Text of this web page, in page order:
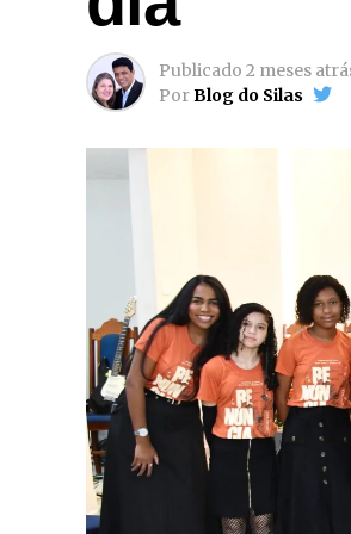
Publicado 2 meses
PorBlog do Silas